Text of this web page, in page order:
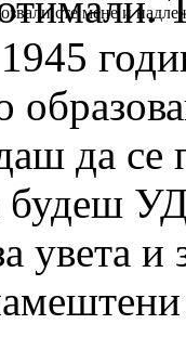
сте мене и
да
будеш
увета и